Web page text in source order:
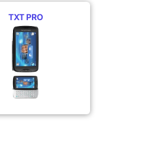
TXT PRO